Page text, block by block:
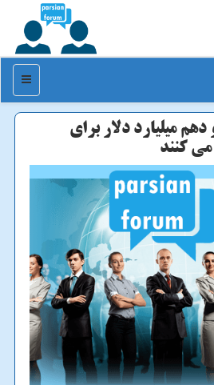
منو
جهان 8 و دو دهم میلیارد دلار برای
كنند